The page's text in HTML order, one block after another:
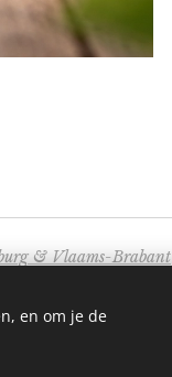
& Vlaams-Brabant
en om je de